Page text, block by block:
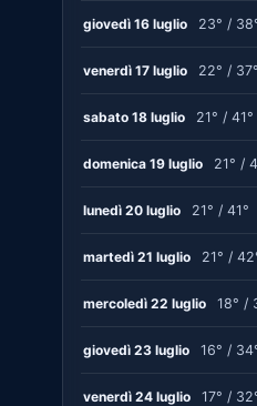
giovedì 16 luglio 23° /
venerdì 17 luglio 22° / 37°
sabato 18 luglio 21° / 41°
domenica 19 luglio 21° /
lunedì 20 luglio 21° / 41°
martedì 21 luglio 21° /
mercoledì 22 luglio 18° /
giovedì 23 luglio 16° /
venerdì 24 luglio 17° /